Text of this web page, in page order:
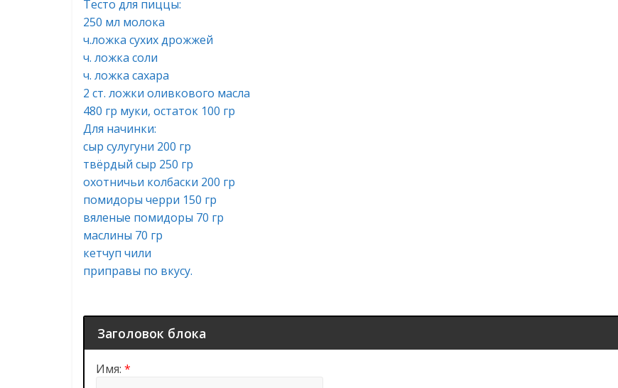
Тесто для пиццы:
250 мл молока
ч.ложка сухих дрожжей
ч. ложка соли
ч. ложка сахара
2 ст. ложки оливкового масла
480 гр муки, остаток 100 гр
Для начинки:
сыр сулугуни 200 гр
твёрдый сыр 250 гр
охотничьи колбаски 200 гр
помидоры черри 150 гр
вяленые помидоры 70 гр
маслины 70 гр
кетчуп чили
приправы по вкусу.
Заголовок блока
Имя: *